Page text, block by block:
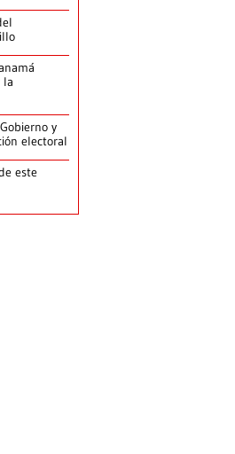
la
y
electoral
este